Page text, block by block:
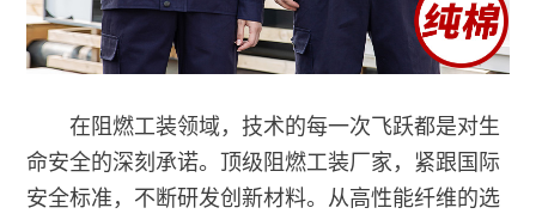
在阻燃工装领域，技术的每一次飞跃都是对生
命安全的深刻承诺。顶级阻燃工装厂家，紧跟国际
安全标准，不断研发创新材料。从高性能纤维的选